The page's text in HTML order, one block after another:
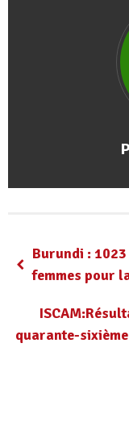
Burundi :
femmes pour
quarante-